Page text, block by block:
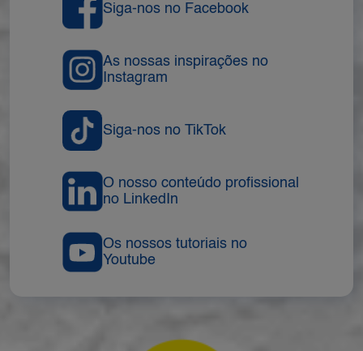
Siga-nos no Facebook
As nossas inspirações no
Instagram
Siga-nos no TikTok
O nosso conteúdo profissional
no LinkedIn
Os nossos tutoriais no
Youtube